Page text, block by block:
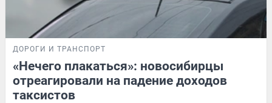
ДОРОГИ И ТРАНСПОРТ
«Нечего плакаться»: новосибирцы
отреагировали на падение доходов
таксистов